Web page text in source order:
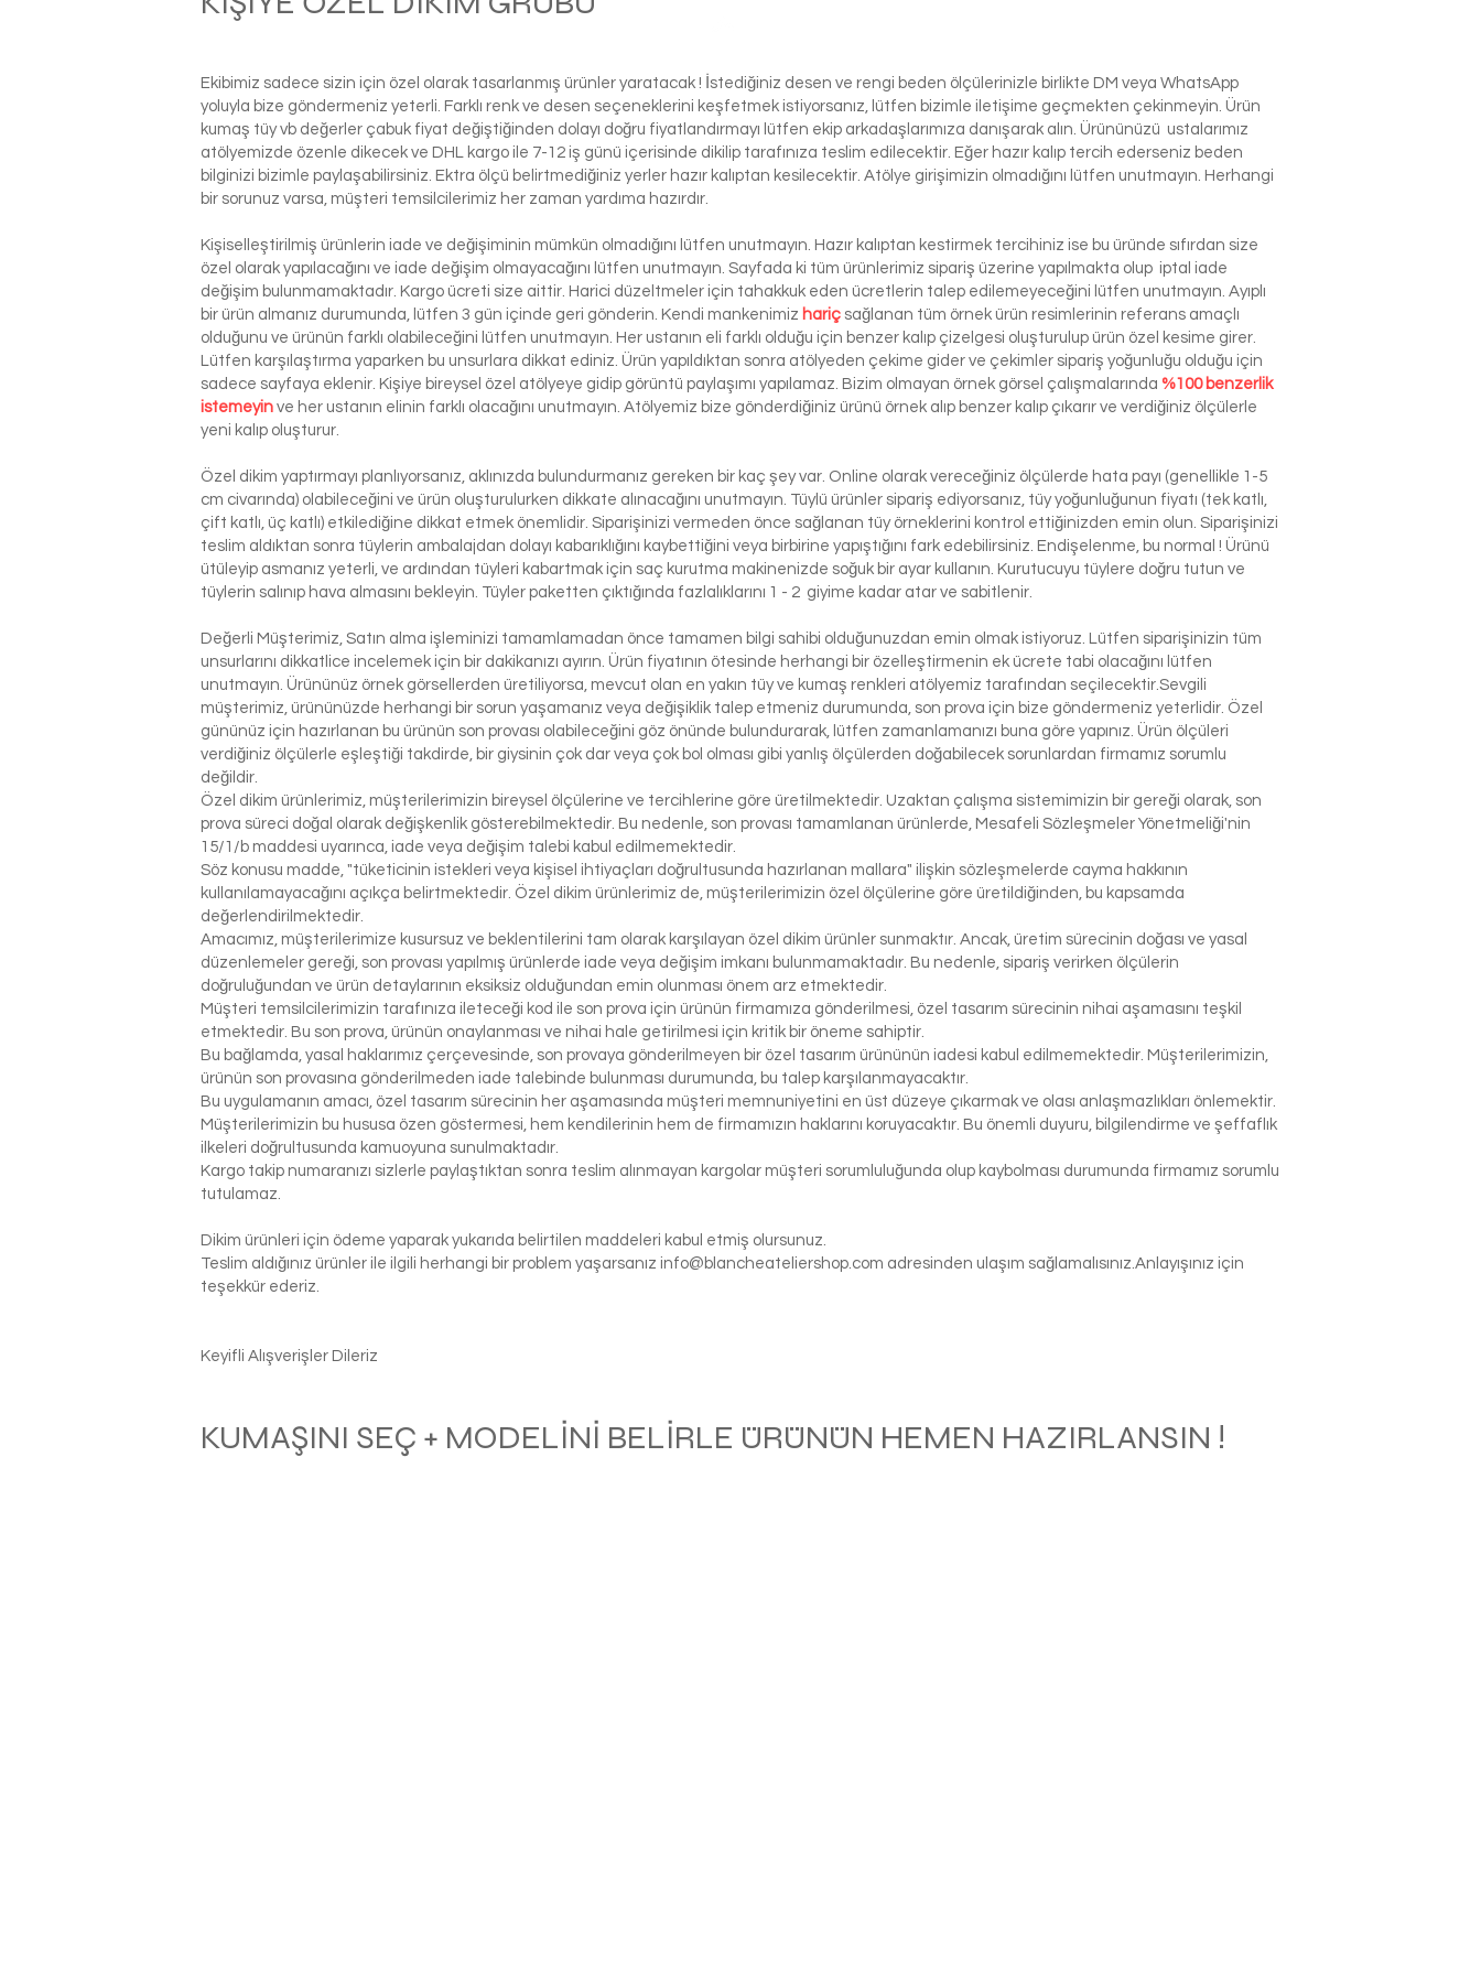
Ekibimiz sadece sizin için özel olarak tasarlanmış ürünler yaratacak ! İstediğiniz desen ve rengi beden ölçülerinizle birlikte DM veya WhatsApp
yoluyla bize göndermeniz yeterli. Farklı renk ve desen seçeneklerini keşfetmek istiyorsanız, lütfen bizimle iletişime geçmekten çekinmeyin. Ürün
kumaş tüy vb değerler çabuk fiyat değiştiğinden dolayı doğru fiyatlandırmayı lütfen ekip arkadaşlarımıza danışarak alın. Ürününüzü ustalarımız
atölyemizde özenle dikecek ve DHL kargo ile 7-12 iş günü içerisinde dikilip tarafınıza teslim edilecektir. Eğer hazır kalıp tercih ederseniz beden
bilginizi bizimle paylaşabilirsiniz. Ektra ölçü belirtmediğiniz yerler hazır kalıptan kesilecektir. Atölye girişimizin olmadığını lütfen unutmayın. Herhangi
bir sorunuz varsa, müşteri temsilcilerimiz her zaman yardıma hazırdır.
Kişiselleştirilmiş ürünlerin iade ve değişiminin mümkün olmadığını lütfen unutmayın. Hazır kalıptan kestirmek tercihiniz ise bu üründe sıfırdan size
özel olarak yapılacağını ve iade değişim olmayacağını lütfen unutmayın. Sayfada ki tüm ürünlerimiz sipariş üzerine yapılmakta olup iptal iade
değişim bulunmamaktadır. Kargo ücreti size aittir. Harici düzeltmeler için tahakkuk eden ücretlerin talep edilemeyeceğini lütfen unutmayın. Ayıplı
bir ürün almanız durumunda, lütfen 3 gün içinde geri gönderin. Kendi mankenimiz hariç sağlanan tüm örnek ürün resimlerinin referans amaçlı
olduğunu ve ürünün farklı olabileceğini lütfen unutmayın. Her ustanın eli farklı olduğu için benzer kalıp çizelgesi oluşturulup ürün özel kesime girer.
Lütfen karşılaştırma yaparken bu unsurlara dikkat ediniz. Ürün yapıldıktan sonra atölyeden çekime gider ve çekimler sipariş yoğunluğu olduğu için
sadece sayfaya eklenir. Kişiye bireysel özel atölyeye gidip görüntü paylaşımı yapılamaz. Bizim olmayan örnek görsel çalışmalarında %100 benzerlik
istemeyin ve her ustanın elinin farklı olacağını unutmayın. Atölyemiz bize gönderdiğiniz ürünü örnek alıp benzer kalıp çıkarır ve verdiğiniz ölçülerle
yeni kalıp oluşturur.
Özel dikim yaptırmayı planlıyorsanız, aklınızda bulundurmanız gereken bir kaç şey var. Online olarak vereceğiniz ölçülerde hata payı (genellikle 1-5
cm civarında) olabileceğini ve ürün oluşturulurken dikkate alınacağını unutmayın. Tüylü ürünler sipariş ediyorsanız, tüy yoğunluğunun fiyatı (tek katlı,
çift katlı, üç katlı) etkilediğine dikkat etmek önemlidir. Siparişinizi vermeden önce sağlanan tüy örneklerini kontrol ettiğinizden emin olun. Siparişinizi
teslim aldıktan sonra tüylerin ambalajdan dolayı kabarıklığını kaybettiğini veya birbirine yapıştığını fark edebilirsiniz. Endişelenme, bu normal ! Ürünü
ütüleyip asmanız yeterli, ve ardından tüyleri kabartmak için saç kurutma makinenizde soğuk bir ayar kullanın. Kurutucuyu tüylere doğru tutun ve
tüylerin salınıp hava almasını bekleyin. Tüyler paketten çıktığında fazlalıklarını 1 - 2 giyime kadar atar ve sabitlenir.
Değerli Müşterimiz, Satın alma işleminizi tamamlamadan önce tamamen bilgi sahibi olduğunuzdan emin olmak istiyoruz. Lütfen siparişinizin tüm
unsurlarını dikkatlice incelemek için bir dakikanızı ayırın. Ürün fiyatının ötesinde herhangi bir özelleştirmenin ek ücrete tabi olacağını lütfen
unutmayın. Ürününüz örnek görsellerden üretiliyorsa, mevcut olan en yakın tüy ve kumaş renkleri atölyemiz tarafından seçilecektir.Sevgili
müşterimiz, ürününüzde herhangi bir sorun yaşamanız veya değişiklik talep etmeniz durumunda, son prova için bize göndermeniz yeterlidir. Özel
gününüz için hazırlanan bu ürünün son provası olabileceğini göz önünde bulundurarak, lütfen zamanlamanızı buna göre yapınız. Ürün ölçüleri
verdiğiniz ölçülerle eşleştiği takdirde, bir giysinin çok dar veya çok bol olması gibi yanlış ölçülerden doğabilecek sorunlardan firmamız sorumlu
değildir.
Özel dikim ürünlerimiz, müşterilerimizin bireysel ölçülerine ve tercihlerine göre üretilmektedir. Uzaktan çalışma sistemimizin bir gereği olarak, son
prova süreci doğal olarak değişkenlik gösterebilmektedir. Bu nedenle, son provası tamamlanan ürünlerde, Mesafeli Sözleşmeler Yönetmeliği'nin
15/1/b maddesi uyarınca, iade veya değişim talebi kabul edilmemektedir.
Söz konusu madde, "tüketicinin istekleri veya kişisel ihtiyaçları doğrultusunda hazırlanan mallara" ilişkin sözleşmelerde cayma hakkının
kullanılamayacağını açıkça belirtmektedir. Özel dikim ürünlerimiz de, müşterilerimizin özel ölçülerine göre üretildiğinden, bu kapsamda
değerlendirilmektedir.
Amacımız, müşterilerimize kusursuz ve beklentilerini tam olarak karşılayan özel dikim ürünler sunmaktır. Ancak, üretim sürecinin doğası ve yasal
düzenlemeler gereği, son provası yapılmış ürünlerde iade veya değişim imkanı bulunmamaktadır. Bu nedenle, sipariş verirken ölçülerin
doğruluğundan ve ürün detaylarının eksiksiz olduğundan emin olunması önem arz etmektedir.
Müşteri temsilcilerimizin tarafınıza ileteceği kod ile son prova için ürünün firmamıza gönderilmesi, özel tasarım sürecinin nihai aşamasını teşkil
etmektedir. Bu son prova, ürünün onaylanması ve nihai hale getirilmesi için kritik bir öneme sahiptir.
Bu bağlamda, yasal haklarımız çerçevesinde, son provaya gönderilmeyen bir özel tasarım ürününün iadesi kabul edilmemektedir. Müşterilerimizin,
ürünün son provasına gönderilmeden iade talebinde bulunması durumunda, bu talep karşılanmayacaktır.
Bu uygulamanın amacı, özel tasarım sürecinin her aşamasında müşteri memnuniyetini en üst düzeye çıkarmak ve olası anlaşmazlıkları önlemektir.
Müşterilerimizin bu hususa özen göstermesi, hem kendilerinin hem de firmamızın haklarını koruyacaktır. Bu önemli duyuru, bilgilendirme ve şeffaflık
ilkeleri doğrultusunda kamuoyuna sunulmaktadır.
Kargo takip numaranızı sizlerle paylaştıktan sonra teslim alınmayan kargolar müşteri sorumluluğunda olup kaybolması durumunda firmamız sorumlu
tutulamaz.
Dikim ürünleri için ödeme yaparak yukarıda belirtilen maddeleri kabul etmiş olursunuz.
Teslim aldığınız ürünler ile ilgili herhangi bir problem yaşarsanız info@blancheateliershop.com adresinden ulaşım sağlamalısınız.Anlayışınız için
teşekkür ederiz.
Keyifli Alışverişler Dileriz
KUMAŞINI SEÇ + MODELİNİ BELİRLE ÜRÜNÜN HEMEN HAZIRLANSIN !